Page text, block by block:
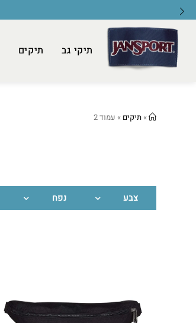
תיקי גב תיקים
»תיקים » עמוד 2
צבע נפח